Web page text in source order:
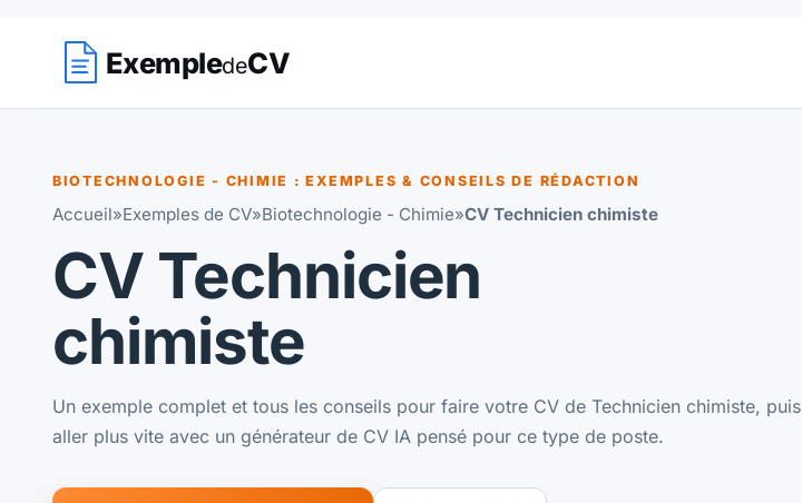
ExempledeCV
BIOTECHNOLOGIE - CHIMIE : EXEMPLES & CONSEILS DE RÉDACTION
Accueil»Exemples de CV»Biotechnologie - Chimie»CV Technicien chimiste
CV Technicien
chimiste
Un exemple complet et tous les conseils pour faire votre CV de Technicien chimiste, puis
aller plus vite avec un générateur de CV IA pensé pour ce type de poste.